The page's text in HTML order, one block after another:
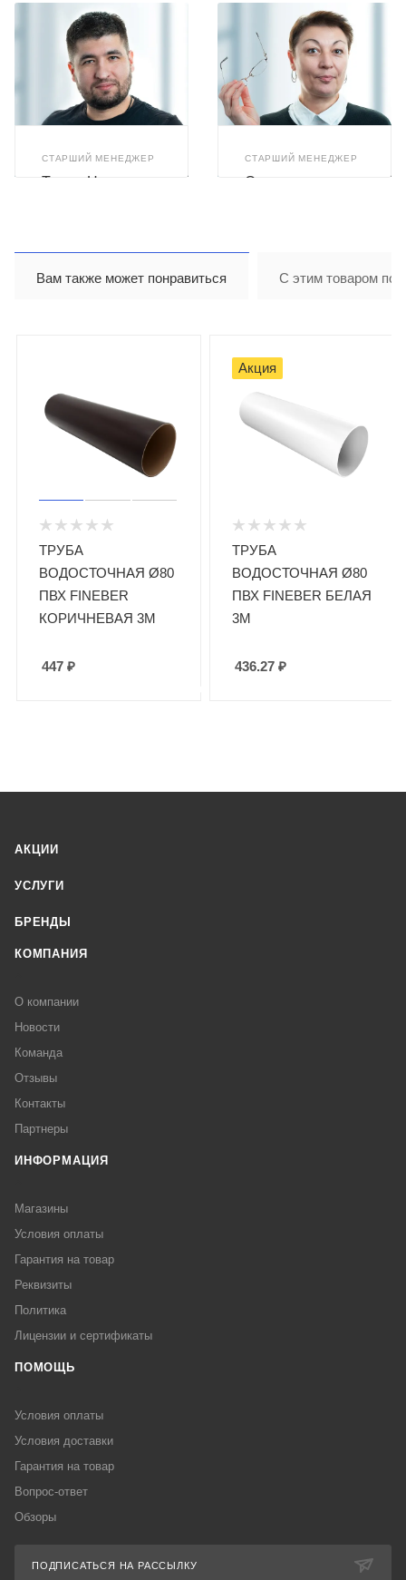
СТАРШИЙ МЕНЕДЖЕР
Тимур Назиров
СТАРШИЙ МЕНЕДЖЕР
Светлана
Вам также может понравиться С этим товаром
ТРУБА
ВОДОСТОЧНАЯ Ø80
ПВХ FINEBER
КОРИЧНЕВАЯ 3М
447 ₽
Акция
ТРУБА
ВОДОСТОЧНАЯ Ø80
ПВХ FINEBER БЕЛАЯ
3М
436.27 ₽
АКЦИИ
УСЛУГИ
БРЕНДЫ
КОМПАНИЯ
О компании
Новости
Команда
Отзывы
Контакты
Партнеры
ИНФОРМАЦИЯ
Магазины
Условия оплаты
Гарантия на товар
Реквизиты
Политика
Лицензии и сертификаты
ПОМОЩЬ
Условия оплаты
Условия доставки
Гарантия на товар
Вопрос-ответ
Обзоры
ПОДПИСАТЬСЯ НА РАССЫЛКУ